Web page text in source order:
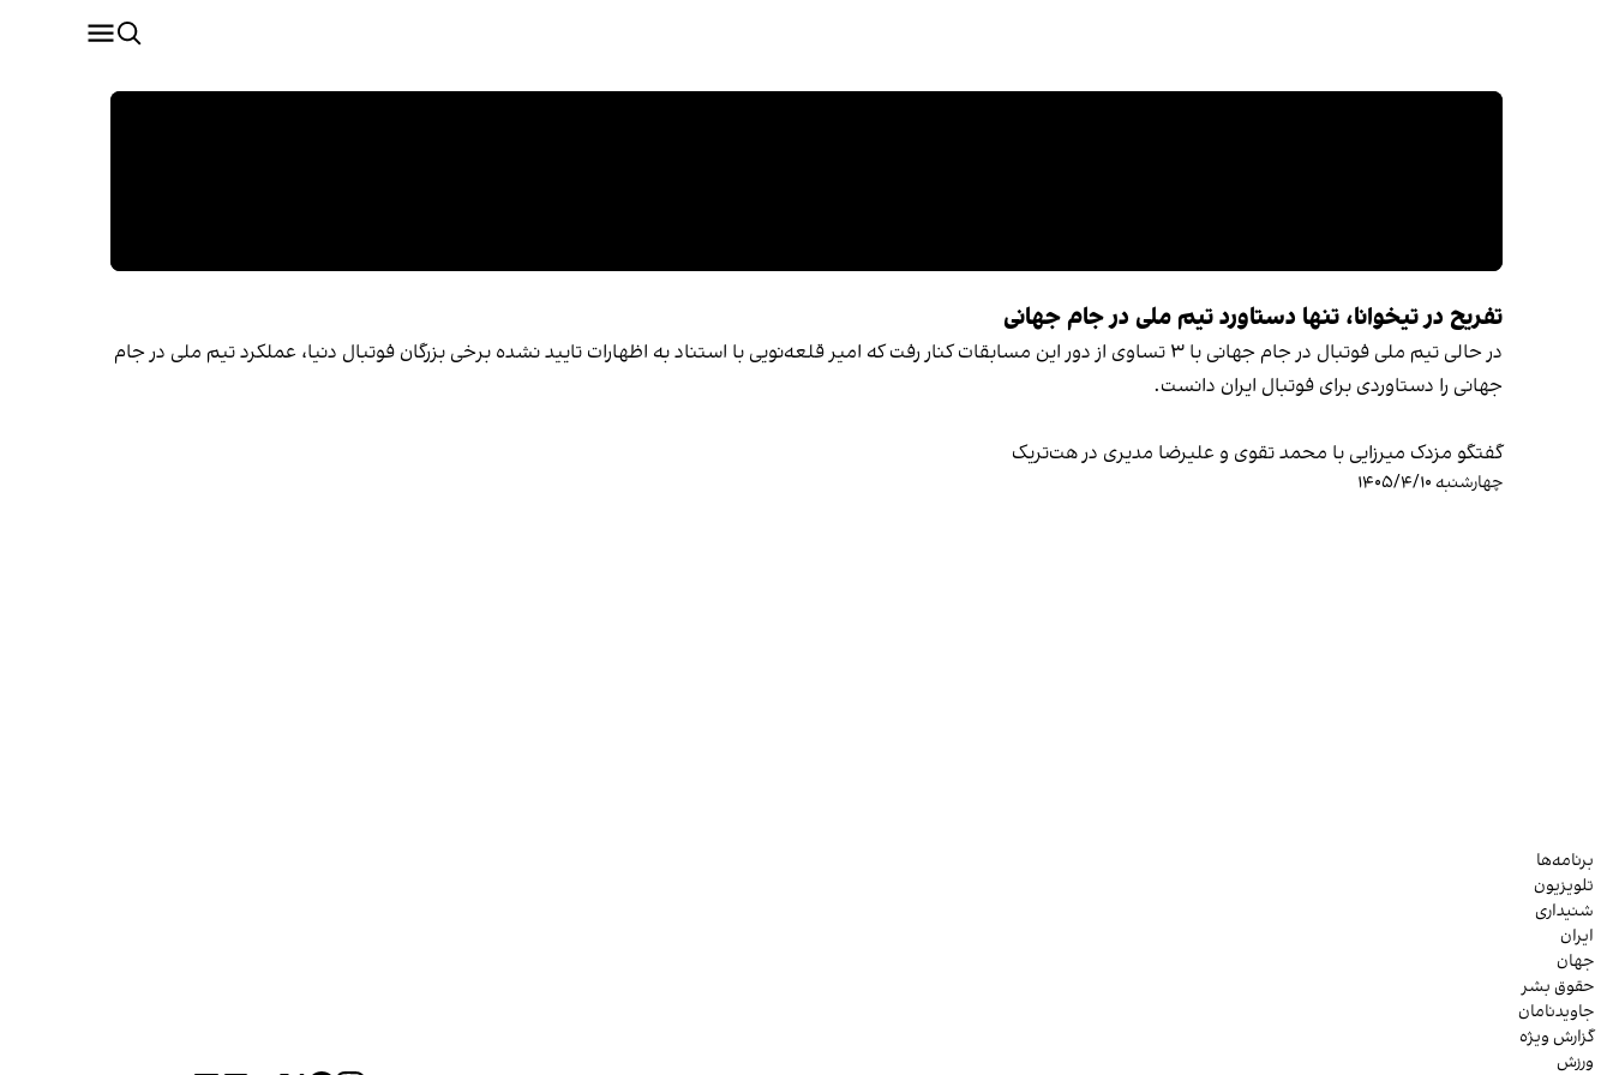
تفریح در تیخوانا، تنها دستاورد تیم ملی در جام جهانی
در حالی تیم ملی فوتبال در جام جهانی با ۳ تساوی از دور این مسابقات کنار رفت که امیر قلعه‌نویی با استناد به اظهارات تایید نشده برخی بزرگان فوتبال دنیا، عملکرد تیم ملی در جام
جهانی را دستاوردی برای فوتبال ایران دانست.
گفتگو مزدک میرزایی با محمد تقوی و علیرضا مدیری در هت‌تریک
چهارشنبه ۱۴۰۵/۴/۱۰
برنامه‌ها
تلویزیون
شنیداری
ایران
جهان
حقوق بشر
جاویدنامان
گزارش ویژه
ورزش